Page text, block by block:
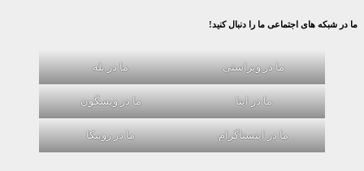
ما در شبکه های اجتماعی ما را دنبال کنید!
ما در ویراستی ما در بله
ما در ایتا ما در ویسگون
ما در اینستاگرام ما در روبیکا